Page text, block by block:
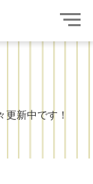
新中です！